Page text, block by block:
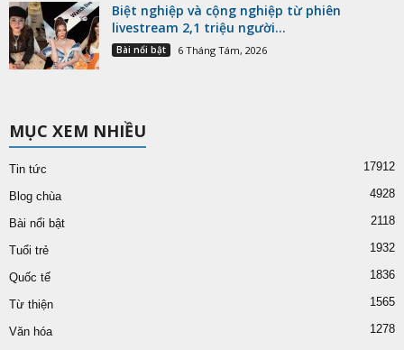
Biệt nghiệp và cộng nghiệp từ phiên
livestream 2,1 triệu người...
Bài nổi bật 6 Tháng Tám, 2026
MỤC XEM NHIỀU
Tin tức 17912
Blog chùa 4928
Bài nổi bật 2118
Tuổi trẻ 1932
Quốc tế 1836
Từ thiện 1565
Văn hóa 1278